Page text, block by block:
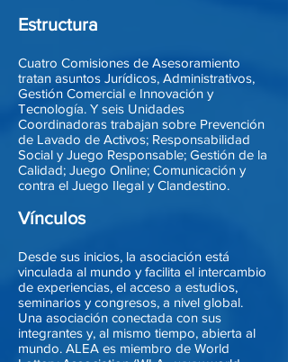
Estructura
Cuatro Comisiones de Asesoramiento
tratan asuntos Jurídicos, Administrativos,
Gestión Comercial e Innovación y
Tecnología. Y seis Unidades
Coordinadoras trabajan sobre Prevención
de Lavado de Activos; Responsabilidad
Social y Juego Responsable; Gestión de la
Calidad; Juego Online; Comunicación y
contra el Juego Ilegal y Clandestino.
Vínculos
Desde sus inicios, la asociación está
vinculada al mundo y facilita el intercambio
de experiencias, el acceso a estudios,
seminarios y congresos, a nivel global.
Una asociación conectada con sus
integrantes y, al mismo tiempo, abierta al
mundo. ALEA es miembro de World